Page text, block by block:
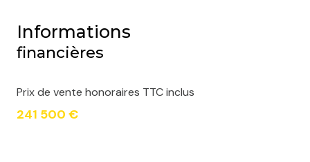
Informations
financières
Prix de vente honoraires TTC inclus
241 500 €